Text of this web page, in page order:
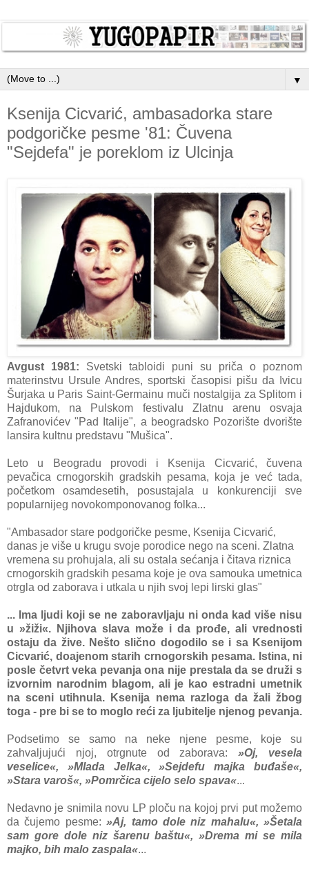
▼
Ksenija Cicvarić, ambasadorka stare
podgoričke pesme '81: Čuvena
"Sejdefa" je poreklom iz Ulcinja
Avgust 1981: Svetski tabloidi puni su priča o poznom
materinstvu Ursule Andres, sportski časopisi pišu da Ivicu
Šurjaka u Paris Saint-Germainu muči nostalgija za Splitom i
Hajdukom, na Pulskom festivalu Zlatnu arenu osvaja
Zafranovićev "Pad Italije", a beogradsko Pozorište dvorište
lansira kultnu predstavu "Mušica".
Leto u Beogradu provodi i Ksenija Cicvarić, čuvena
pevačica crnogorskih gradskih pesama, koja je već tada,
početkom osamdesetih, posustajala u konkurenciji sve
popularnijeg novokomponovanog folka...
"Ambasador stare podgoričke pesme, Ksenija Cicvarić,
danas je više u krugu svoje porodice nego na sceni. Zlatna
vremena su prohujala, ali su ostala sećanja i čitava riznica
crnogorskih gradskih pesama koje je ova samouka umetnica
otrgla od zaborava i utkala u njih svoj lepi lirski glas"
... Ima ljudi koji se ne zaboravljaju ni onda kad više nisu
u »žiži«. Njihova slava može i da prođe, ali vrednosti
ostaju da žive. Nešto slično dogodilo se i sa Ksenijom
Cicvarić, doajenom starih crnogorskih pesama. Istina, ni
posle četvrt veka pevanja ona nije prestala da se druži s
izvornim narodnim blagom, ali je kao estradni umetnik
na sceni utihnula. Ksenija nema razloga da žali žbog
toga - pre bi se to moglo reći za ljubitelje njenog pevanja.
Podsetimo se samo na neke njene pesme, koje su
zahvaljujući njoj, otrgnute od zaborava:»Oj, vesela
veselice«, »Mlada Jelka«, »Sejdefu majka buđaše«,
»Stara varoš«, »Pomrčica cijelo selo spava«...
Nedavno je snimila novu LP ploču na kojoj prvi put možemo
da čujemo pesme:»Aj, tamo dole niz mahalu«, »Šetala
sam gore dole niz šarenu baštu«, »Drema mi se mila
majko, bih malo zaspala«...